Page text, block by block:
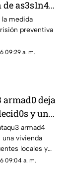
as3s1n4r
de su
la medida
preventiva
09:29 a. m.
armad0 deja
y un
es lo que
las
armad4
una vivienda
locales y
varias
09:04 a. m.